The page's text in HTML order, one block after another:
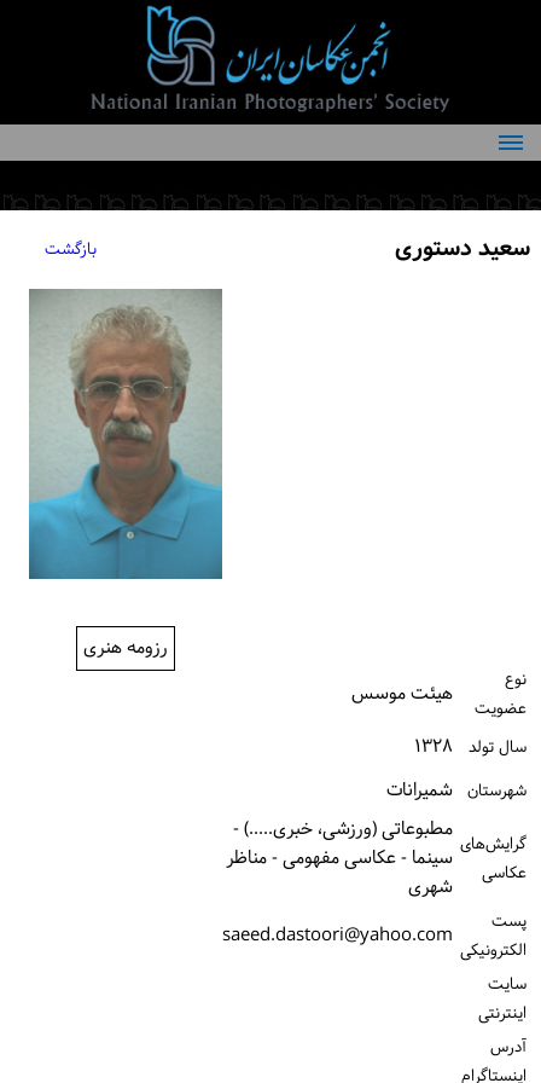
درباره انجمن
کمیته‌های انجمن
سعید دستوری بازگشت
رزومه هنری
نوع
عضویت
هیئت موسس
سال تولد ۱۳۲۸
شهرستان شمیرانات
گرایش‌های
عکاسی
مطبوعاتی (ورزشی، خبری.....) -
سینما - عکاسی مفهومی - مناظر
شهری
پست
الكترونیكی saeed.dastoori@yahoo.com
سایت
اینترنتی
آدرس
اینستاگرام